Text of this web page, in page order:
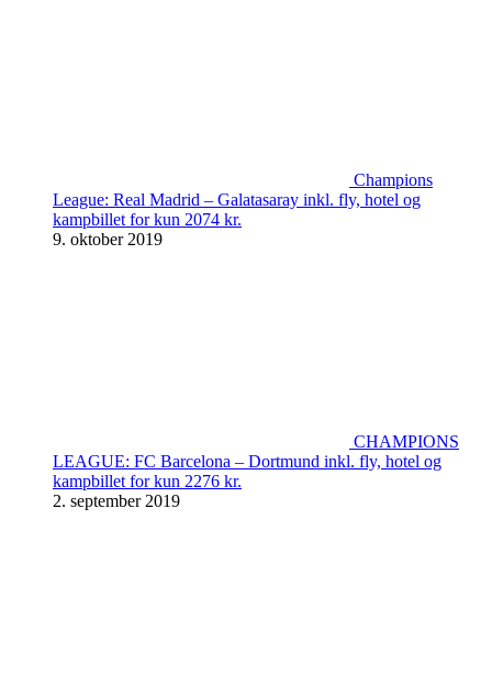
Champions
League: Real Madrid – Galatasaray inkl. fly, hotel og
kampbillet for kun 2074 kr.
9. oktober 2019
CHAMPIONS
LEAGUE: FC Barcelona – Dortmund inkl. fly, hotel og
kampbillet for kun 2276 kr.
2. september 2019